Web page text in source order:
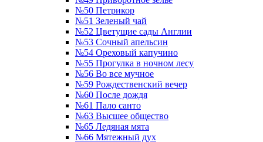
№50 Петрикор
№51 Зеленый чай
№52 Цветущие сады Англии
№53 Сочный апельсин
№54 Ореховый капучино
№55 Прогулка в ночном лесу
№56 Во все мучное
№59 Рождественский вечер
№60 После дождя
№61 Пало санто
№63 Высшее общество
№65 Ледяная мята
№66 Мятежный дух